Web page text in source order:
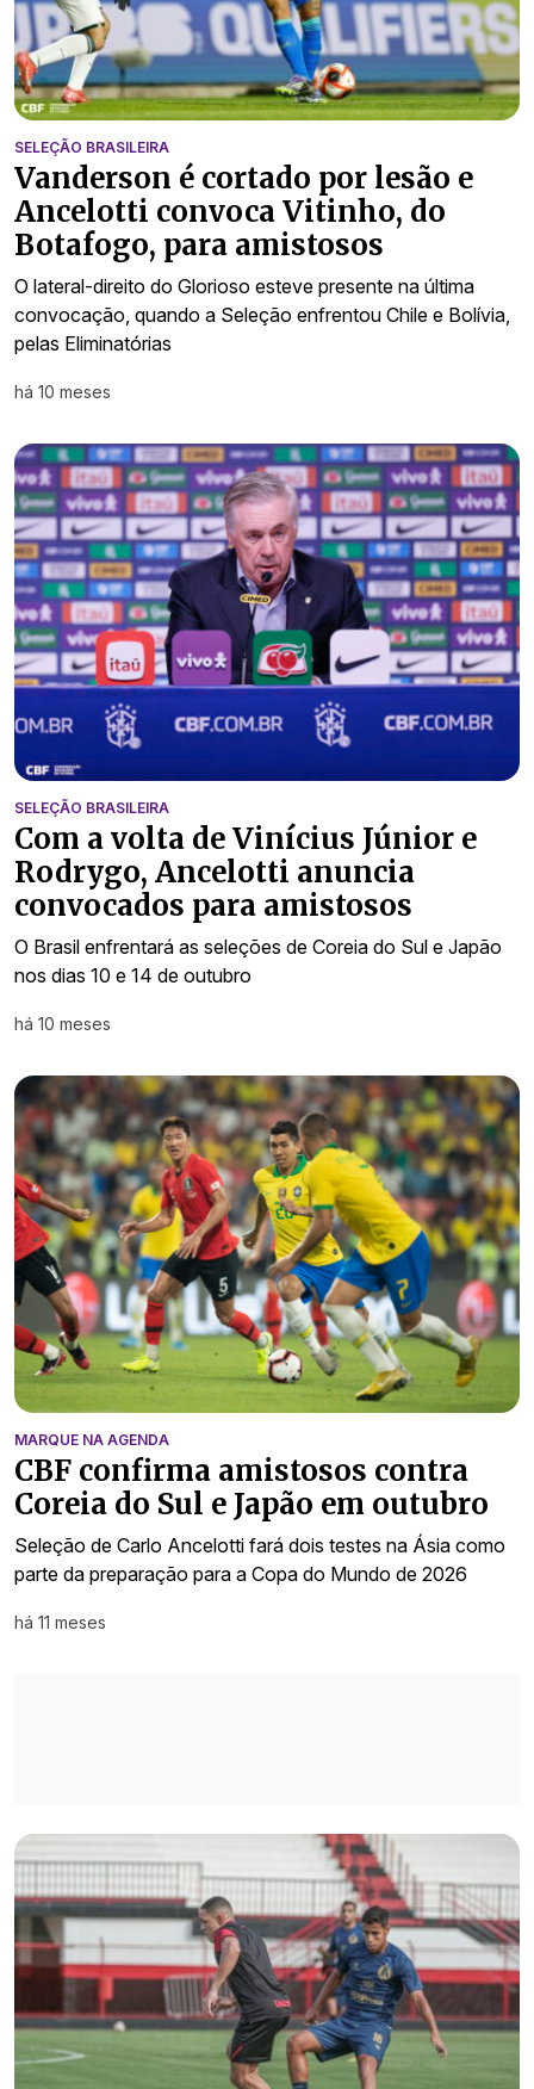
SELEÇÃO BRASILEIRA
Vanderson é cortado por lesão e
Ancelotti convoca Vitinho, do
Botafogo, para amistosos
O lateral-direito do Glorioso esteve presente na última
convocação, quando a Seleção enfrentou Chile e Bolívia,
pelas Eliminatórias
há 10 meses
SELEÇÃO BRASILEIRA
Com a volta de Vinícius Júnior e
Rodrygo, Ancelotti anuncia
convocados para amistosos
O Brasil enfrentará as seleções de Coreia do Sul e Japão
nos dias 10 e 14 de outubro
há 10 meses
MARQUE NA AGENDA
CBF confirma amistosos contra
Coreia do Sul e Japão em outubro
Seleção de Carlo Ancelotti fará dois testes na Ásia como
parte da preparação para a Copa do Mundo de 2026
há 11 meses